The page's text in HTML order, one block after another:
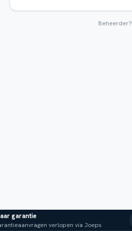
Beheerder?
garantie
verlopen via Joeps